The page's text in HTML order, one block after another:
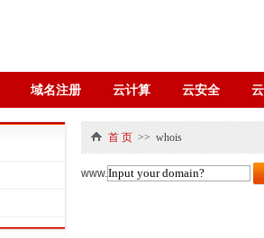
域名注册 云计算 云安全
首 页 >> whois
www.